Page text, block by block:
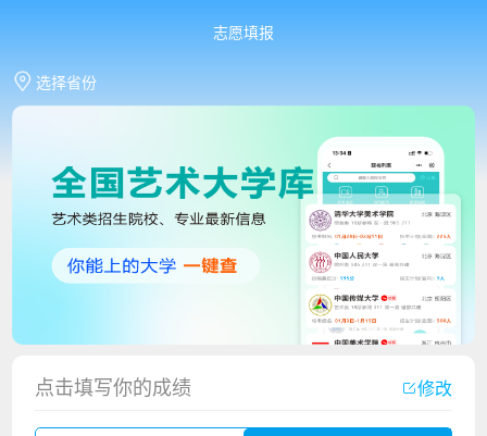
志愿填报
选择省份
点击填写你的成绩 修改